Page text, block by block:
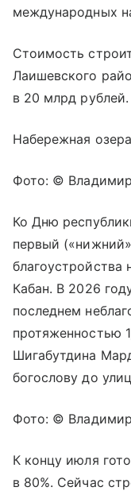
международных
Стоимость
Лаишевского
в 20 млрд рублей.
Набережная
Фото: ©
Ко Дню
первый
Кабан. В 2026
последнем
протяженностью
Шигабутдина
богослову до
Фото: ©
К концу июля
в 80%. Сейчас